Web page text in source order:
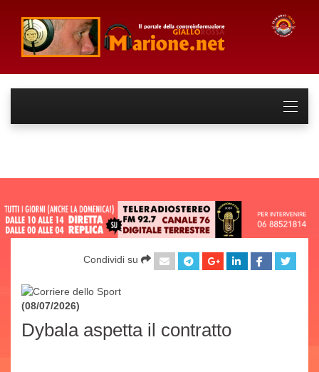
Condividi su
(08/07/2026)
Dybala aspetta il contratto